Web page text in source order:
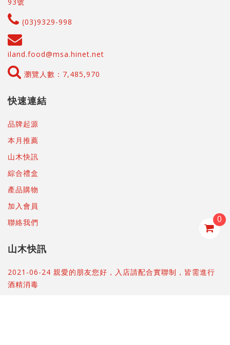
0
(03)9329-998
iland.food@msa.hinet.net
瀏覽人數：7,485,970
快速連結
品牌起源
本月推薦
山木快訊
綜合禮盒
產品購物
加入會員
聯絡我們
山木快訊
2021-06-24 親愛的朋友您好，入店請配合實聯制，皆需進行
酒精消毒